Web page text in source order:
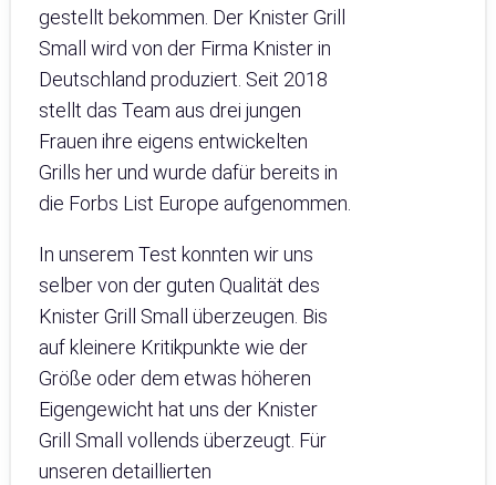
gestellt bekommen. Der Knister Grill
Small wird von der Firma Knister in
Deutschland produziert. Seit 2018
stellt das Team aus drei jungen
Frauen ihre eigens entwickelten
Grills her und wurde dafür bereits in
die Forbs List Europe aufgenommen.
In unserem Test konnten wir uns
selber von der guten Qualität des
Knister Grill Small überzeugen. Bis
auf kleinere Kritikpunkte wie der
Größe oder dem etwas höheren
Eigengewicht hat uns der Knister
Grill Small vollends überzeugt. Für
unseren detaillierten